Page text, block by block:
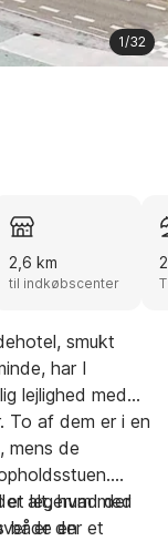
1/32
2,6 km
til indkøbscenter
smukt
har I
lejlighed med
To af dem er i en
mens de
alt, hvad der
er der et
legerum med
både en